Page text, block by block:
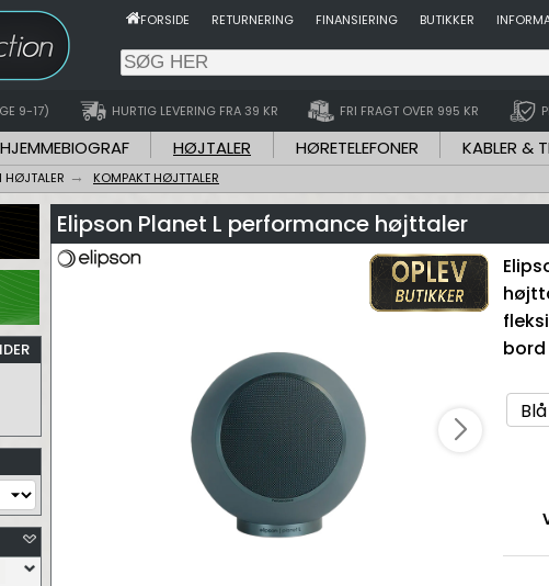
FORSIDE RETURNERING FINANSIERING BUTIKKER
9-17) HURTIG LEVERING FRA 39 KR FRI FRAGT OVER 995 KR
HØJTALER HØRETELEFONER KABLER &
HØJTALER KOMPAKT HØJTTALER
Elipson Planet L performance højttaler